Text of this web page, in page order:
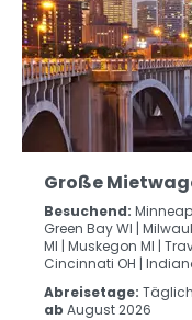
Große
Besuchend:
Green Bay WI |
MI | Muskegon MI |
Cincinnati OH |
Abreisetage: Täglich
ab August 2026